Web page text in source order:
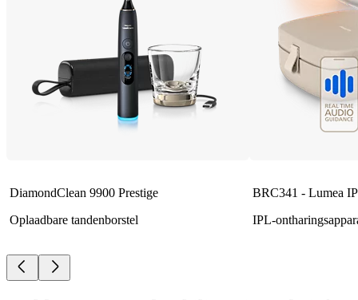
DiamondClean 9900 Prestige
Oplaadbare tandenborstel
BRC341 - Lumea
IPL-